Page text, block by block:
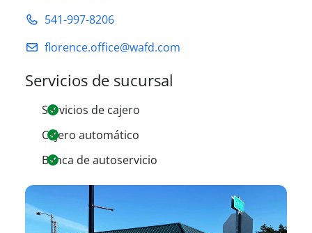
541-997-8206
florence.office@wafd.com
Servicios de sucursal
Servicios de cajero
Cajero automático
Banca de autoservicio